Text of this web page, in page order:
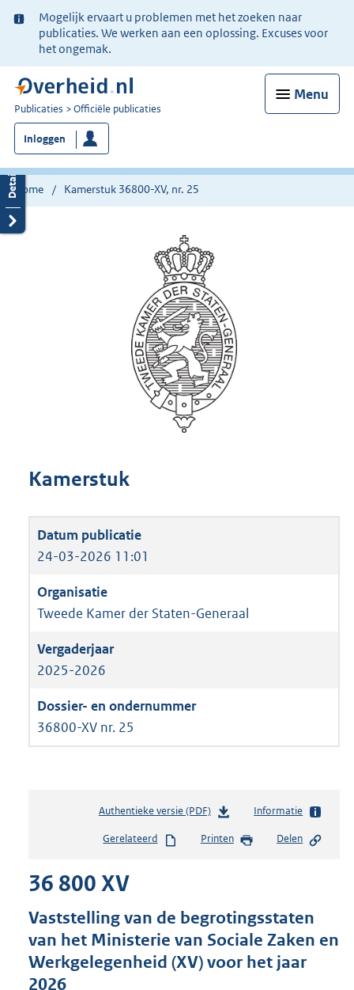
Ter
informatie:
Mogelijk ervaart u problemen met het zoeken naar
publicaties. We werken aan een oplossing. Excuses voor
het ongemak.
Menu
U
bent
nu
hier:
Publicaties Officiële publicaties
Inloggen
Home Kamerstuk 36800-XV, nr. 25
Kamerstuk
24-03-2026 11:01
Tweede Kamer der Staten-Generaal
2025-2026
36800-XV nr. 25
Authentieke versie (PDF)b
s
s
g
r
Informatie
Gerelateerd Printen Delen
36 800 XV
Vaststelling van de begrotingsstaten
van het Ministerie van Sociale Zaken en
Werkgelegenheid (XV) voor het jaar
2026